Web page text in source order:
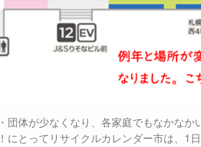
体が少なくなり、各家庭でもなかなか
にとってリサイクルカレンダー市は、1